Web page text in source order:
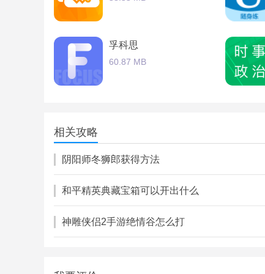
孚科思
60.87 MB
相关攻略
阴阳师冬狮郎获得方法
和平精英典藏宝箱可以开出什么
神雕侠侣2手游绝情谷怎么打